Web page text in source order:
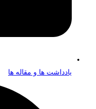
یادداشت ها و مقاله ها